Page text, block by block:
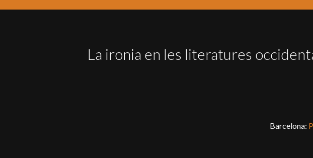
La ironia en les literatures
Barcelona: